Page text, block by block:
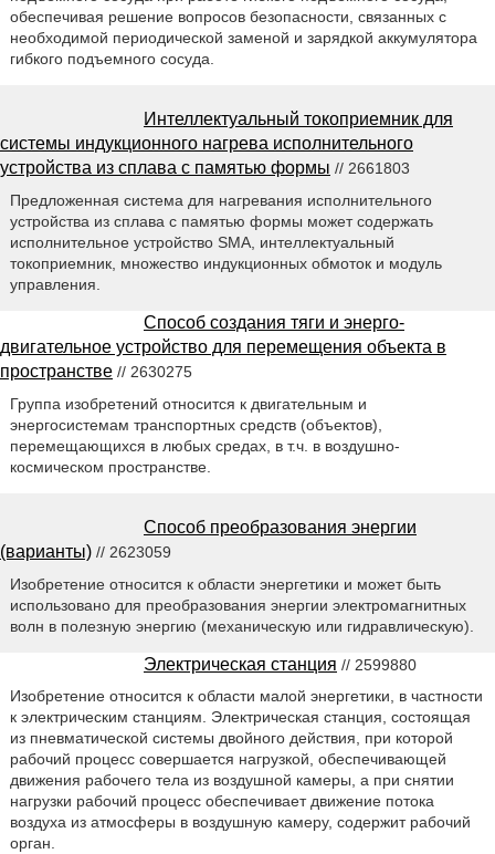
обеспечивая решение вопросов безопасности, связанных с
необходимой периодической заменой и зарядкой аккумулятора
гибкого подъемного сосуда.
Интеллектуальный токоприемник для
системы индукционного нагрева исполнительного
устройства из сплава с памятью формы // 2661803
Предложенная система для нагревания исполнительного
устройства из сплава с памятью формы может содержать
исполнительное устройство SMA, интеллектуальный
токоприемник, множество индукционных обмоток и модуль
управления.
Способ создания тяги и энерго-
двигательное устройство для перемещения объекта в
пространстве // 2630275
Группа изобретений относится к двигательным и
энергосистемам транспортных средств (объектов),
перемещающихся в любых средах, в т.ч. в воздушно-
космическом пространстве.
Способ преобразования энергии
(варианты) // 2623059
Изобретение относится к области энергетики и может быть
использовано для преобразования энергии электромагнитных
волн в полезную энергию (механическую или гидравлическую).
Электрическая станция // 2599880
Изобретение относится к области малой энергетики, в частности
к электрическим станциям. Электрическая станция, состоящая
из пневматической системы двойного действия, при которой
рабочий процесс совершается нагрузкой, обеспечивающей
движения рабочего тела из воздушной камеры, а при снятии
нагрузки рабочий процесс обеспечивает движение потока
воздуха из атмосферы в воздушную камеру, содержит рабочий
орган.